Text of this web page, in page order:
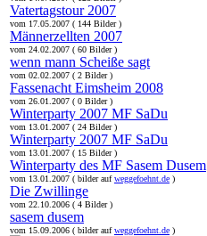
Vatertagstour 2007
vom 17.05.2007 ( 144 Bilder )
Männerzellten 2007
vom 24.02.2007 ( 60 Bilder )
wenn mann Scheiße sagt
vom 02.02.2007 ( 2 Bilder )
Fassenacht Eimsheim 2008
vom 26.01.2007 ( 0 Bilder )
Winterparty 2007 MF SaDu
vom 13.01.2007 ( 24 Bilder )
Winterparty 2007 MF SaDu
vom 13.01.2007 ( 15 Bilder )
Winterparty des MF Sasem Dusem
vom 13.01.2007 ( bilder aufweggefoehnt.de )
Die Zwillinge
vom 22.10.2006 ( 4 Bilder )
sasem dusem
vom 15.09.2006 ( bilder aufweggefoehnt.de )